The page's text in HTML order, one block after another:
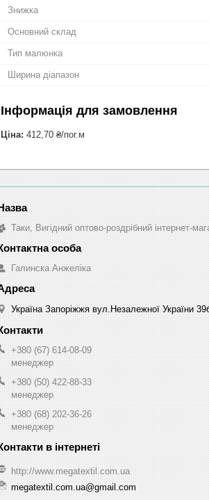
Знижка
Основний склад
Тип малюнка
Ширина діапазон
Інформація для замовлення
Ціна: 412,70 ₴/пог.м
Таки, Вигідний оптово-роздрібний інтернет-
Галинска Анжеліка
Україна Запоріжжя вул.Незалежної України
+380 (67) 614-08-09
менеджер
+380 (50) 422-88-33
менеджер
+380 (68) 202-36-26
менеджер
http://www.megatextil.com.ua
megatextil.com.ua@gmail.com